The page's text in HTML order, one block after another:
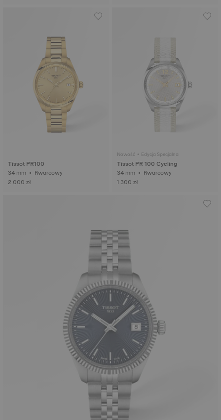
Tissot PR100
34 mm • Kwarcowy
2 000 zł
Nowość • Edycja Specjalna
Tissot PR 100 Cycling
34 mm • Kwarcowy
1 300 zł